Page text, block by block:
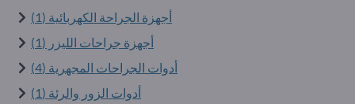
أجهزة الجراحة الكهربائية (1)
أجهزة جراحات الليزر (1)
أدوات الجراحات المجهرية (4)
أدوات الزور والرئة (1)